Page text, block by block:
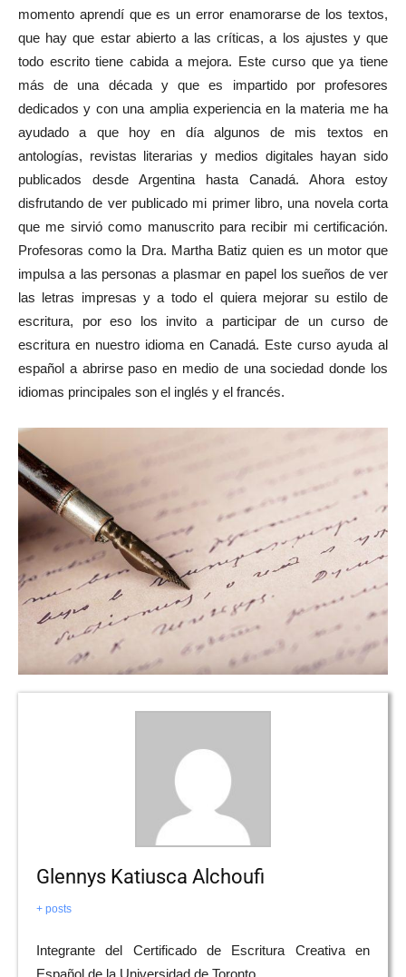
momento aprendí que es un error enamorarse de los textos,
que hay que estar abierto a las críticas, a los ajustes y que
todo escrito tiene cabida a mejora. Este curso que ya tiene
más de una década y que es impartido por profesores
dedicados y con una amplia experiencia en la materia me ha
ayudado a que hoy en día algunos de mis textos en
antologías, revistas literarias y medios digitales hayan sido
publicados desde Argentina hasta Canadá. Ahora estoy
disfrutando de ver publicado mi primer libro, una novela corta
que me sirvió como manuscrito para recibir mi certificación.
Profesoras como la Dra. Martha Batiz quien es un motor que
impulsa a las personas a plasmar en papel los sueños de ver
las letras impresas y a todo el quiera mejorar su estilo de
escritura, por eso los invito a participar de un curso de
escritura en nuestro idioma en Canadá. Este curso ayuda al
español a abrirse paso en medio de una sociedad donde los
idiomas principales son el inglés y el francés.
Glennys Katiusca Alchoufi
+ posts
Integrante del Certificado de Escritura Creativa en